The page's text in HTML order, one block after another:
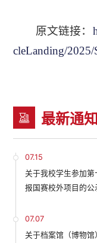
原文链接：
cleLanding/
最新通知
07.15
关于我校学生参加第
报国赛校外项目的公
07.07
关于档案馆（博物